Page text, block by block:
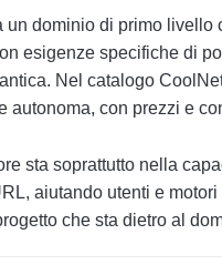
un dominio di primo livello
esigenze specifiche di
Nel catalogo
autonoma, con prezzi e
sta soprattutto nella
aiutando utenti e
che sta dietro al